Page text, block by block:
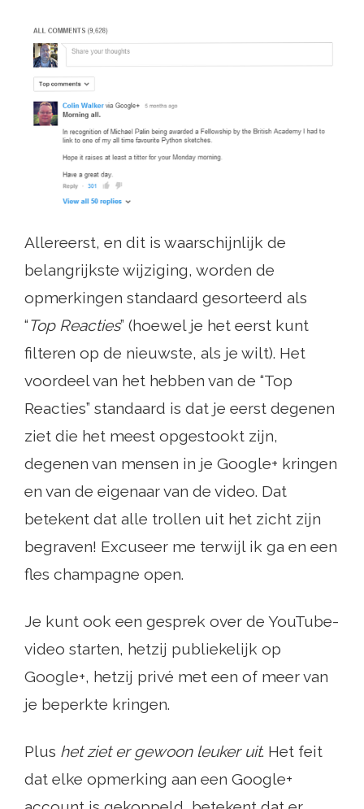
Allereerst, en dit is waarschijnlijk de
belangrijkste wijziging, worden de
opmerkingen standaard gesorteerd als
“Top Reacties” (hoewel je het eerst kunt
filteren op de nieuwste, als je wilt). Het
voordeel van het hebben van de “Top
Reacties” standaard is dat je eerst degenen
ziet die het meest opgestookt zijn,
degenen van mensen in je Google+ kringen
en van de eigenaar van de video. Dat
betekent dat alle trollen uit het zicht zijn
begraven! Excuseer me terwijl ik ga en een
fles champagne open.
Je kunt ook een gesprek over de YouTube-
video starten, hetzij publiekelijk op
Google+, hetzij privé met een of meer van
je beperkte kringen.
Plus het ziet er gewoon leuker uit. Het feit
dat elke opmerking aan een Google+